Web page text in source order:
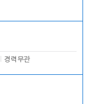
경력무관